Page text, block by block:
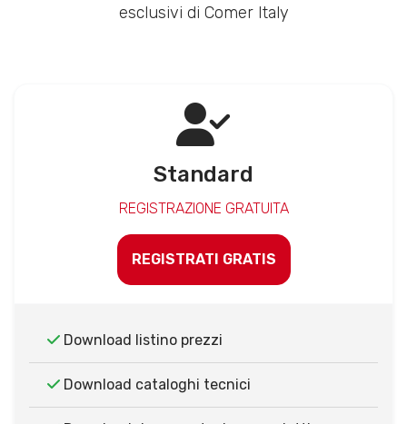
esclusivi di Comer Italy
Standard
REGISTRAZIONE GRATUITA
REGISTRATI GRATIS
Download listino prezzi
Download cataloghi tecnici